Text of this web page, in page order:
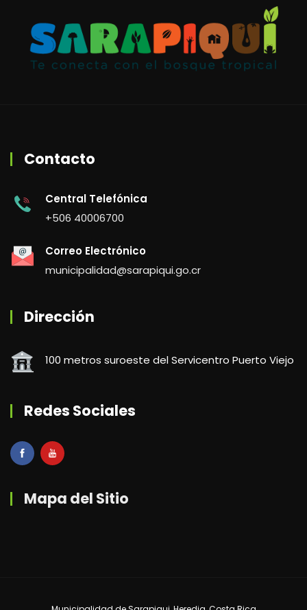
Contacto
Central Telefónica
+506 40006700
Correo Electrónico
municipalidad@sarapiqui.go.cr
Dirección
100 metros suroeste del Servicentro Puerto Viejo
Redes Sociales
Mapa del Sitio